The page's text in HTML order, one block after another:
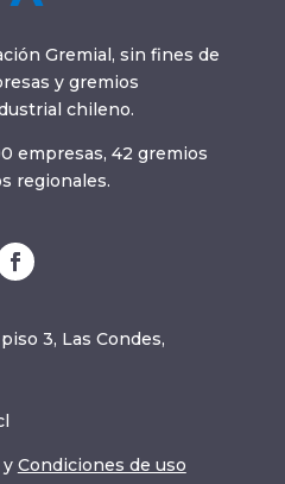
Gremial, sin fines de
y gremios
chileno.
empresas, 42 gremios
regionales.
3, Las Condes,
y Condiciones de uso